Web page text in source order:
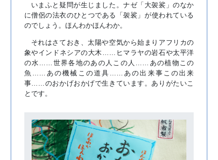
いまふと疑問が生じました。ナゼ「大袈裟」のなか
に僧侶の法衣のひとつである「袈裟」が使われている
のでしょう。ほんわかほんわか。
それはさておき、太陽や空気から始まりアフリカの
象やインドネシアの大木……ヒマラヤの岩石や太平洋
の水……世界各地のあの人この人……あの植物この
魚……あの機械この道具……あの出来事この出来
事……のおかげおかげで生きています。ありがたいこ
とです。